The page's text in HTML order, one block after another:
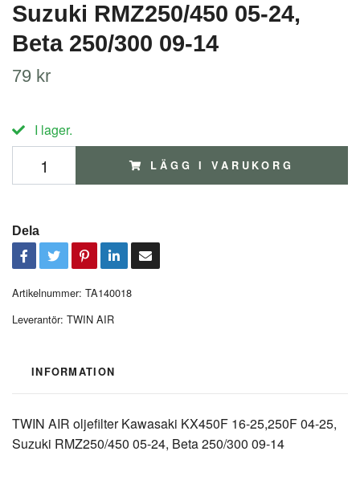
Suzuki RMZ250/450 05-24,
Beta 250/300 09-14
79 kr
I lager.
LÄGG I VARUKORG
Dela
Artikelnummer: TA140018
Leverantör: TWIN AIR
INFORMATION
TWIN AIR oljefilter Kawasaki KX450F 16-25,250F 04-25,
Suzuki RMZ250/450 05-24, Beta 250/300 09-14